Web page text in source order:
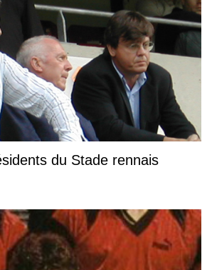
du Stade rennais